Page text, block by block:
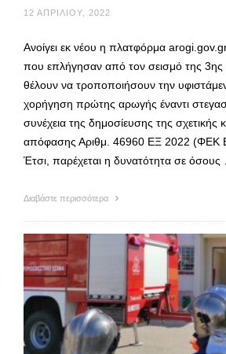
12 ΑΠΡΙΛΊΟΥ, 2022
Ανοίγει εκ νέου η πλατφόρμα
που επλήγησαν από τον σεισμό της 3ης
θέλουν να τροποποιήσουν την
χορήγηση πρώτης αρωγής έναντι
συνέχεια της δημοσίευσης της σχετικής
απόφασης Αριθμ. 46960 ΕΞ 2022 (ΦΕΚ
Έτσι, παρέχεται η δυνατότητα σε
Διαβάστε περισσότερα